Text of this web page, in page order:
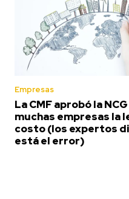
Empresas
La CMF aprobó la NCG
muchas empresas la
costo (los expertos
está el error)